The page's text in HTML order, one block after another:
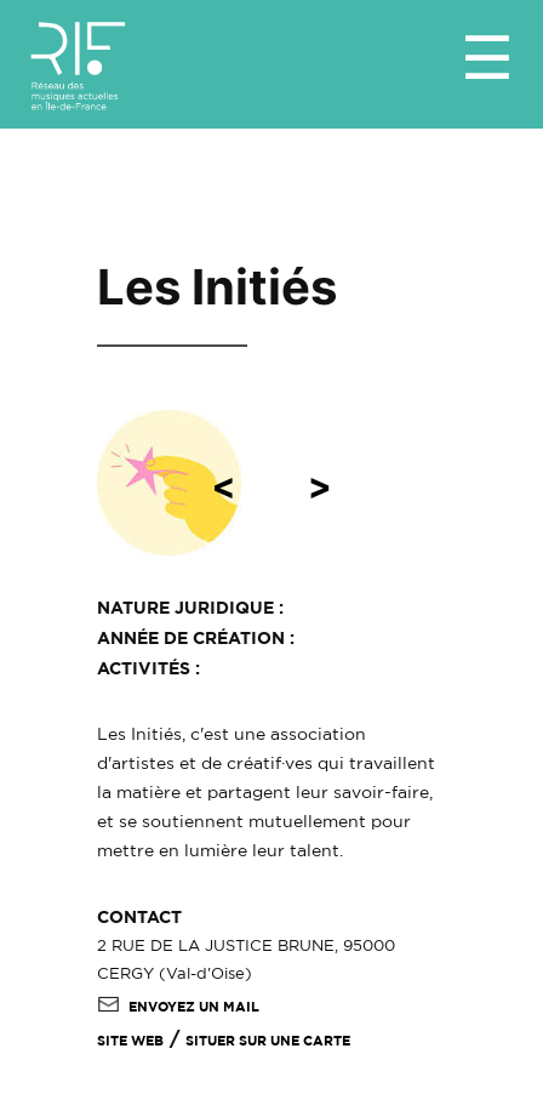
☰
Les Initiés
NATURE JURIDIQUE :
ANNÉE DE CRÉATION :
ACTIVITÉS :
Les Initiés, c'est une association
d'artistes et de créatif·ves qui travaillent
la matière et partagent leur savoir-faire,
et se soutiennent mutuellement pour
mettre en lumière leur talent.
CONTACT
2 RUE DE LA JUSTICE BRUNE, 95000
CERGY (Val-d'Oise)
ENVOYEZ UN MAIL
SITE WEB / SITUER SUR UNE CARTE
< >